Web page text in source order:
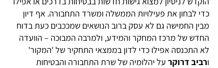
כדי לבחון את פעילויות הממשלה ומשרד התחבורה. אף דיון
מבין החמישה גם לא עסק ברוב הנושאים שמככבים כעת בדוח
החדש של מרכז המחקר והמידע, ולמרבה המבוכה – הוועדה
לא התכנסה אפילו כדי לדון בממצאי התחקיר של 'המקור'
ורביב דרוקר על יהלומיה של שרת התחבורה והבטיחות